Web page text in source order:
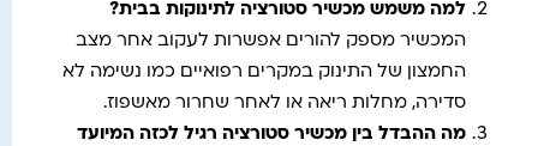
למה משמש מכשיר סטורציה לתינוקות בבית?
המכשיר מספק להורים אפשרות לעקוב אחר מצב
החמצון של התינוק במקרים רפואיים כמו נשימה לא
סדירה, מחלות ריאה או לאחר שחרור מאשפוז.
מה ההבדל בין מכשיר סטורציה רגיל לכזה המיועד